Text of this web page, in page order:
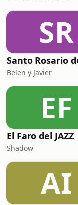
SR
Belen y Javier
EF
El Faro del JAZZ
Shadow
AI